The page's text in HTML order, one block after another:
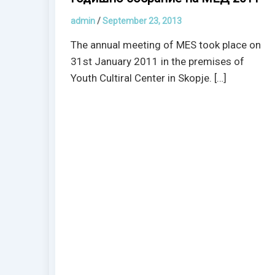
admin/September 23, 2013
The annual meeting of MES took place on
31st January 2011 in the premises of
Youth Cultiral Center in Skopje. […]